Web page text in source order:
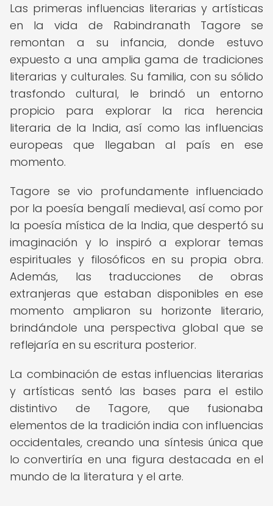
Las primeras influencias literarias y artísticas
en la vida de Rabindranath Tagore se
remontan a su infancia, donde estuvo
expuesto a una amplia gama de tradiciones
literarias y culturales. Su familia, con su sólido
trasfondo cultural, le brindó un entorno
propicio para explorar la rica herencia
literaria de la India, así como las influencias
europeas que llegaban al país en ese
momento.
Tagore se vio profundamente influenciado
por la poesía bengalí medieval, así como por
la poesía mística de la India, que despertó su
imaginación y lo inspiró a explorar temas
espirituales y filosóficos en su propia obra.
Además, las traducciones de obras
extranjeras que estaban disponibles en ese
momento ampliaron su horizonte literario,
brindándole una perspectiva global que se
reflejaría en su escritura posterior.
La combinación de estas influencias literarias
y artísticas sentó las bases para el estilo
distintivo de Tagore, que fusionaba
elementos de la tradición india con influencias
occidentales, creando una síntesis única que
lo convertiría en una figura destacada en el
mundo de la literatura y el arte.